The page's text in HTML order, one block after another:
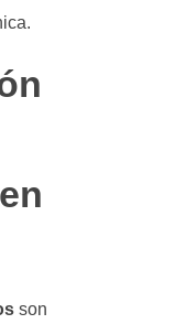
son